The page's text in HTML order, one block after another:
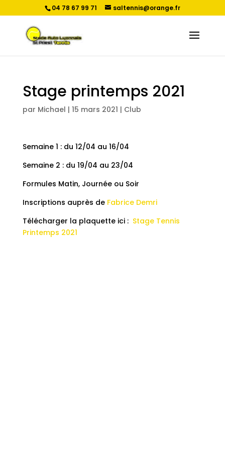
04 78 67 99 71 saltennis@orange.fr
Stage printemps 2021
par Michael | 15 mars 2021 | Club
Semaine 1 : du 12/04 au 16/04
Semaine 2 : du 19/04 au 23/04
Formules Matin, Journée ou Soir
Inscriptions auprès de Fabrice Demri
Télécharger la plaquette ici : Stage Tennis
Printemps 2021